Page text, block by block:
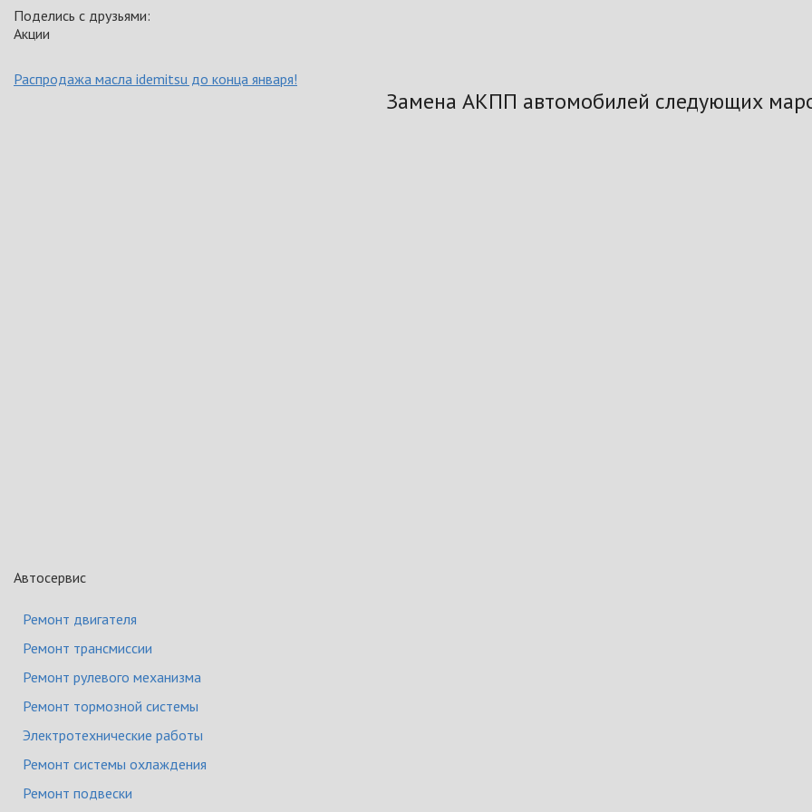
Поделись с друзьями:
Акции
Распродажа масла idemitsu до конца января!
Замена АКПП автомобилей следующих
Автосервис
Ремонт двигателя
Ремонт трансмиссии
Ремонт рулевого механизма
Ремонт тормозной системы
Электротехнические работы
Ремонт системы охлаждения
Ремонт подвески